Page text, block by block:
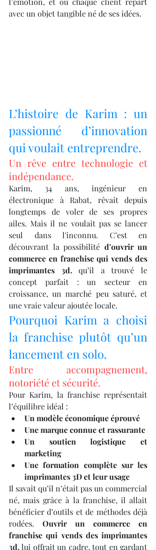
avec un objet tangible né de ses idées.
L’histoire de Karim : un
passionné d’innovation
qui voulait entreprendre.
Un rêve entre technologie et
indépendance.
Karim, 34 ans, ingénieur en
électronique à Rabat, rêvait depuis
longtemps de voler de ses propres
ailes. Mais il ne voulait pas se lancer
seul dans l'inconnu. C’est en
découvrant la possibilité d’ouvrir un
commerce en franchise qui vends des
imprimantes 3d. qu’il a trouvé le
concept parfait : un secteur en
croissance, un marché peu saturé, et
une vraie valeur ajoutée locale.
Pourquoi Karim a choisi
la franchise plutôt qu’un
lancement en solo.
Entre accompagnement,
notoriété et sécurité.
Pour Karim, la franchise représentait
l’équilibre idéal :
Un modèle économique éprouvé
Une marque connue et rassurante
Un soutien logistique et
marketing
Une formation complète sur les
imprimantes 3D et leur usage
Il savait qu’il n’était pas un commercial
né, mais grâce à la franchise, il allait
bénéficier d’outils et de méthodes déjà
rodées. Ouvrir un commerce en
franchise qui vends des imprimantes
3d. lui offrait un cadre, tout en gardant